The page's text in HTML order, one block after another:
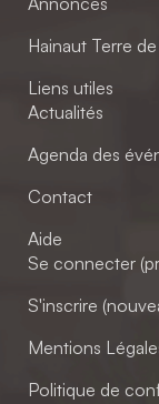
Hainaut Terre
Liens utiles
Actualités
Agenda des
Contact
Aide
Se connecter
S'inscrire
Mentions
Politique de